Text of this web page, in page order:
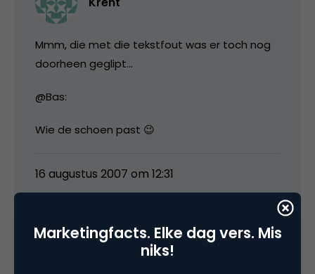
Mmm, die met die tekstfout was er toch nog
doorheen geglipt…
@Bas:
Wie de schoen past 😉
16 augustus 2007 om 12:31
André Scholten
Marketingfacts. Elke dag vers. Mis
niks!